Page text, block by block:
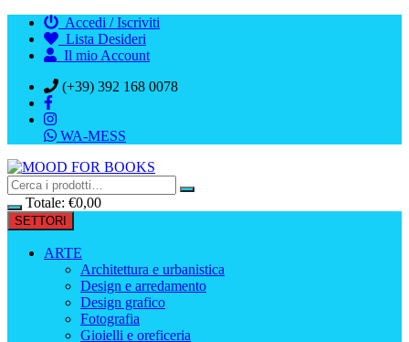
contenuto
Accedi / Iscriviti
Lista Desideri
Il mio Account
(+39) 392 168 0078
WA-MESS
Totale: €0,00
SETTORI
ARTE
Architettura e urbanistica
Design e arredamento
Design grafico
Fotografia
Gioielli e oreficeria